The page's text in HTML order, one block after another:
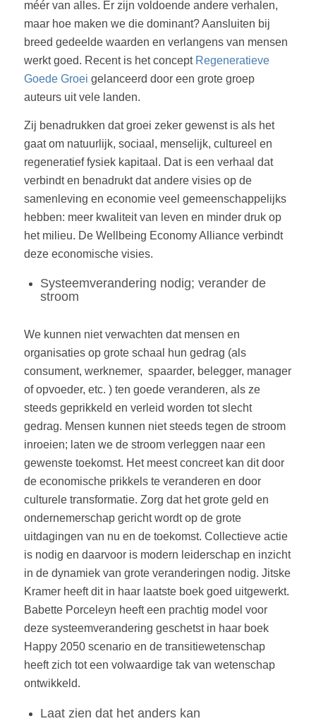
méér van alles. Er zijn voldoende andere verhalen,
maar hoe maken we die dominant? Aansluiten bij
breed gedeelde waarden en verlangens van mensen
werkt goed. Recent is het concept Regeneratieve
Goede Groei gelanceerd door een grote groep
auteurs uit vele landen.
Zij benadrukken dat groei zeker gewenst is als het
gaat om natuurlijk, sociaal, menselijk, cultureel en
regeneratief fysiek kapitaal. Dat is een verhaal dat
verbindt en benadrukt dat andere visies op de
samenleving en economie veel gemeenschappelijks
hebben: meer kwaliteit van leven en minder druk op
het milieu. De Wellbeing Economy Alliance verbindt
deze economische visies.
Systeemverandering nodig; verander de
stroom
We kunnen niet verwachten dat mensen en
organisaties op grote schaal hun gedrag (als
consument, werknemer, spaarder, belegger, manager
of opvoeder, etc. ) ten goede veranderen, als ze
steeds geprikkeld en verleid worden tot slecht
gedrag. Mensen kunnen niet steeds tegen de stroom
inroeien; laten we de stroom verleggen naar een
gewenste toekomst. Het meest concreet kan dit door
de economische prikkels te veranderen en door
culturele transformatie. Zorg dat het grote geld en
ondernemerschap gericht wordt op de grote
uitdagingen van nu en de toekomst. Collectieve actie
is nodig en daarvoor is modern leiderschap en inzicht
in de dynamiek van grote veranderingen nodig. Jitske
Kramer heeft dit in haar laatste boek goed uitgewerkt.
Babette Porceleyn heeft een prachtig model voor
deze systeemverandering geschetst in haar boek
Happy 2050 scenario en de transitiewetenschap
heeft zich tot een volwaardige tak van wetenschap
ontwikkeld.
Laat zien dat het anders kan